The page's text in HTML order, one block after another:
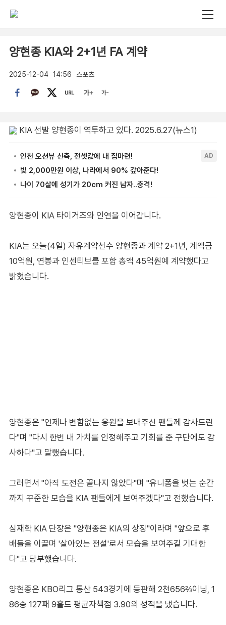
양현종 KIA와 2+1년 FA 계약
2025-12-04 14:56 스포츠
KIA 선발 양현종이 역투하고 있다. 2025.6.27(뉴스1)
양현종이 KIA 타이거즈와 인연을 이어갑니다.
KIA는 오늘(4일) 자유계약선수 양현종과 계약 2+1년, 계액금
10억원, 연봉과 인센티브를 포함 총액 45억원예 계약했다고
밝혔습니다.
양현종은 "언제나 변함없는 응원을 보내주신 팬들께 감사드린
다"며 "다시 한번 내 가치를 인정해주고 기회를 준 구단에도 감
사하다"고 말했습니다.
그러면서 "아직 도전은 끝나지 않았다"며 "유니폼을 벗는 순간
까지 꾸준한 모습을 KIA 팬들에게 보여주겠다"고 전했습니다.
심재학 KIA 단장은 "양현종은 KIA의 상징"이라며 "앞으로 후
배들을 이끌며 '살아있는 전설'로서 모습을 보여주길 기대한
다"고 당부했습니다.
양현종은 KBO리그 통산 543경기에 등판해 2천656⅔이닝, 1
86승 127패 9홀드 평균자책점 3.90의 성적을 냈습니다.